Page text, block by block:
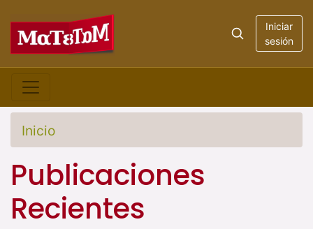
Iniciar
sesión
Inicio
Publicaciones
Recientes